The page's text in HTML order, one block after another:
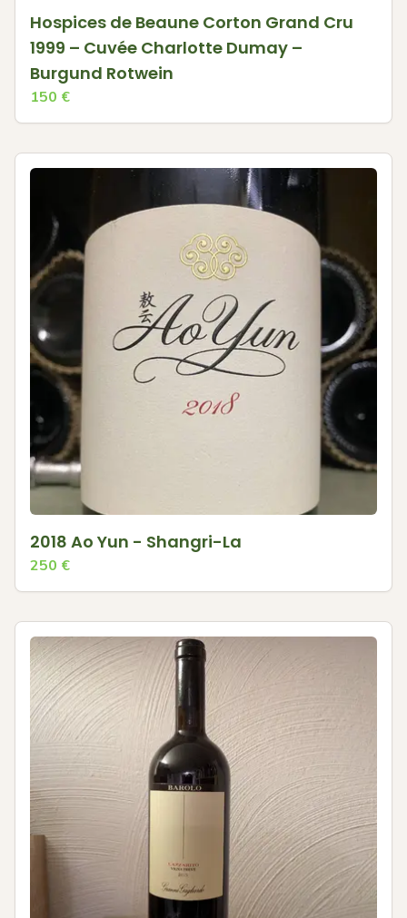
Hospices de Beaune Corton Grand Cru
1999 – Cuvée Charlotte Dumay –
Burgund Rotwein
150 €
2018 Ao Yun - Shangri-La
250 €